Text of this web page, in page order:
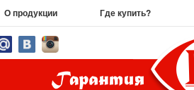
О продукции Где купить?